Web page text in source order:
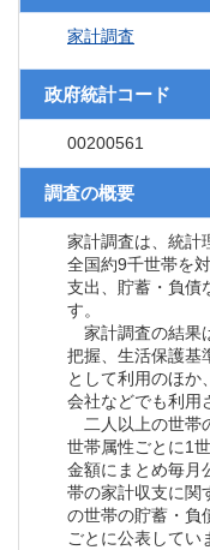
家計調査
政府統計コード
00200561
調査の概要
家計調査は、統計
全国約9千世帯を
支出、貯蓄・負債
す。
家計調査の結果
把握、生活保護基
として利用のほか
会社などでも利用
二人以上の世帯
世帯属性ごとに1
金額にまとめ毎月
帯の家計収支に関
の世帯の貯蓄・負
ごとに公表してい